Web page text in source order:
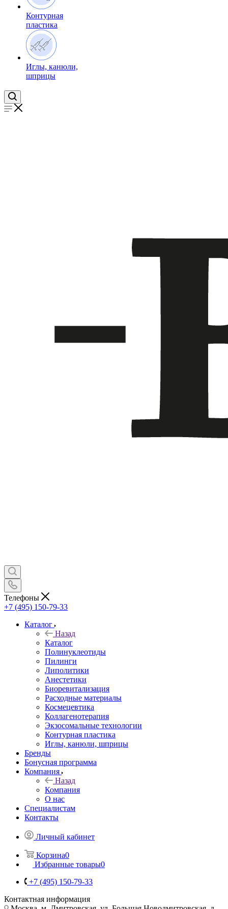
Контурная
пластика
Иглы, канюли,
шприцы
Телефоны
+7 (495) 150-79-33
Каталог
Назад
Каталог
Полинуклеотиды
Пилинги
Липолитики
Анестетики
Биоревитализация
Расходные материалы
Космецевтика
Коллагенотерапия
Экзосомальные технологии
Контурная пластика
Иглы, канюли, шприцы
Бренды
Бонусная программа
Компания
Назад
Компания
О нас
Специалистам
Контакты
Личный кабинет
Корзина0
Избранные товары0
+7 (495) 150-79-33
Контактная информация